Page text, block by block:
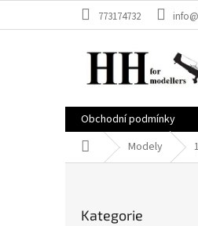
773174732
Obchodní podmínky
Domů Modely
kategorie
Kategorie